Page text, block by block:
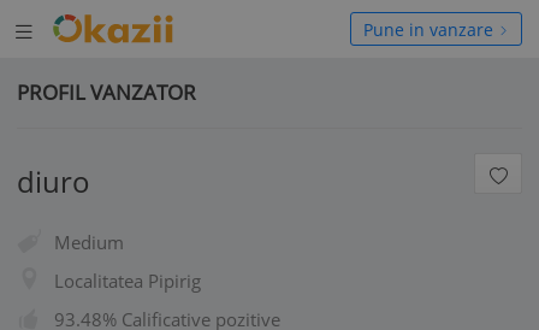
Deschide
meniul
Pune in vanzare
PROFIL VANZATOR
diuro
Medium
Localitatea Pipirig
93.48% Calificative pozitive